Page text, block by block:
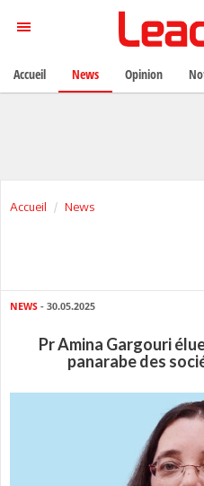
Accueil News
NEWS - 30.05.2025
Pr Amina Gargouri
panarabe des
Accueil News Opinion